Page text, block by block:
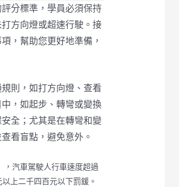
分標準，學員必須保持
方向燈或超速行駛。接
，幫助您更好地準備，
則，如打方向燈、查看
，如起步、轉彎或變換
全；尤其是在轉彎和變
看盲點，避免意外。
，汽車駕駛人行車速度超過
上二千四百元以下罰鍰。